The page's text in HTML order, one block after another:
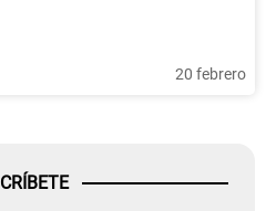
20 febrero